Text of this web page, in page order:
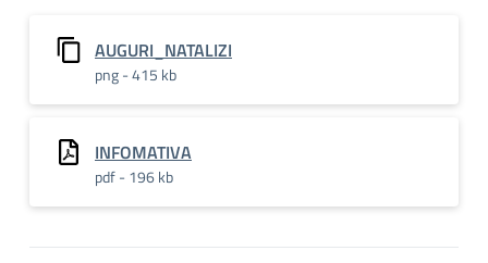
AUGURI_NATALIZI
png - 415 kb
INFOMATIVA
pdf - 196 kb